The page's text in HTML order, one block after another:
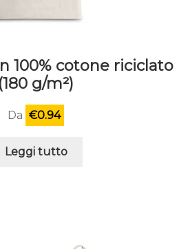
100% cotone riciclato
(180 g/m²)
Da €0.94
Leggi tutto